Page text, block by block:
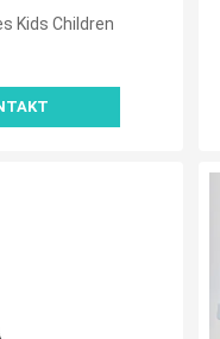
Kids Children